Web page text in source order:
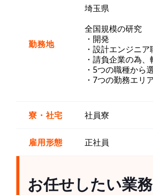
勤務地
埼玉県
全国規模の研究
・開発
・設計エンジニ
・請負企業の為
・5つの職種から
・7つの勤務エリ
寮・社宅 社員寮
雇用形態 正社員
お任せしたい業